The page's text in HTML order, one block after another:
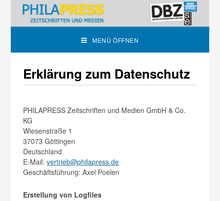
MENÜ ÖFFNEN
Erklärung zum Datenschutz
PHILAPRESS Zeitschriften und Medien GmbH & Co.
KG
Wiesenstraße 1
37073 Göttingen
Deutschland
E-Mail:vertrieb@philapress.de
Geschäftsführung: Axel Poelen
Erstellung von Logfiles